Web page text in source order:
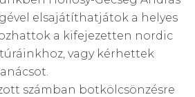
elsajátíthatjátok a helyes
a kifejezetten nordic
vagy kérhettek
számban botkölcsönzésre